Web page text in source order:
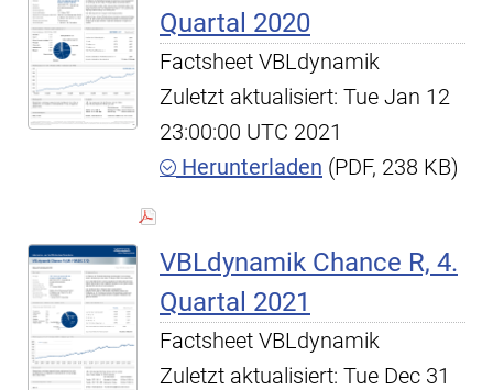
Quartal 2020
Factsheet VBLdynamik
Zuletzt aktualisiert: Tue Jan 12
23:00:00 UTC 2021
Herunterladen (PDF, 238 KB)
VBLdynamik Chance R, 4.
Quartal 2021
Factsheet VBLdynamik
Zuletzt aktualisiert: Tue Dec 31